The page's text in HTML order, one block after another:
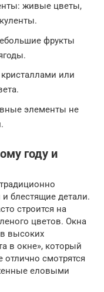
живые цветы,
фрукты
или
элементы не
году и
блестящие детали.
строится на
цветов. Окна
высоких
в окне», который
смотрятся
еловыми